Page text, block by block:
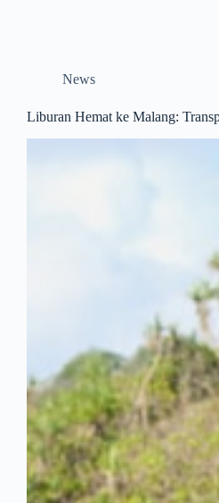
News
Liburan Hemat ke Malang: